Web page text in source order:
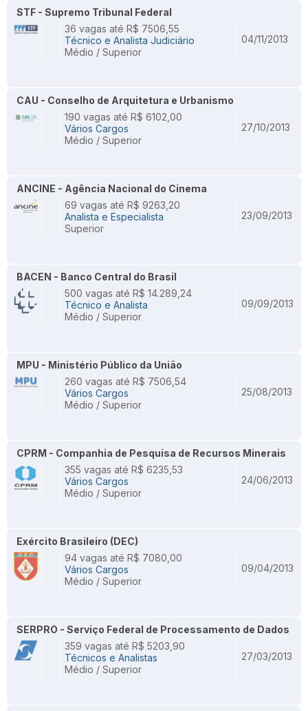
STF - Supremo Tribunal Federal
36 vagas até R$ 7506,55
Técnico e Analista Judiciário
Médio / Superior
04/11/2013
CAU - Conselho de Arquitetura e Urbanismo
190 vagas até R$ 6102,00
Vários Cargos
Médio / Superior
27/10/2013
ANCINE - Agência Nacional do Cinema
69 vagas até R$ 9263,20
Analista e Especialista
Superior
23/09/2013
BACEN - Banco Central do Brasil
500 vagas até R$ 14.289,24
Técnico e Analista
Médio / Superior
09/09/2013
MPU - Ministério Público da União
260 vagas até R$ 7506,54
Vários Cargos
Médio / Superior
25/08/2013
CPRM - Companhia de Pesquisa de Recursos Minerais
355 vagas até R$ 6235,53
Vários Cargos
Médio / Superior
24/06/2013
Exército Brasileiro (DEC)
94 vagas até R$ 7080,00
Vários Cargos
Médio / Superior
09/04/2013
SERPRO - Serviço Federal de Processamento de Dados
359 vagas até R$ 5203,90
Técnicos e Analistas
Médio / Superior
27/03/2013